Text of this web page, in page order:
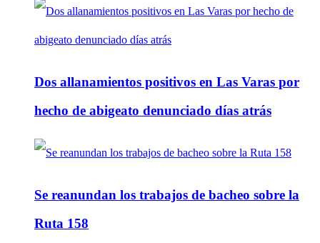
Dos allanamientos positivos en Las Varas por
hecho de abigeato denunciado días atrás
Se reanundan los trabajos de bacheo sobre la
Ruta 158